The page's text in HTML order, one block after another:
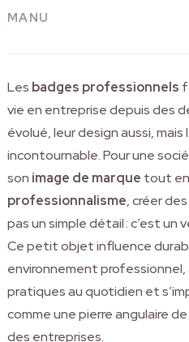
MANU
Les badges professionnels
vie en entreprise depuis des
évolué, leur design aussi,
incontournable. Pour une
son image de marque tout
professionnalisme, créer
pas un simple détail : c’est
Ce petit objet influence
environnement
pratiques au quotidien et
comme une pierre angulaire de
des entreprises.